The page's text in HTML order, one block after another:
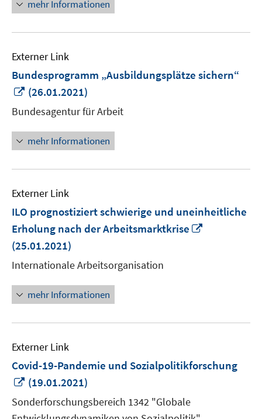
mehr Informationen
Externer Link
Bundesprogramm „Ausbildungsplätze sichern“
In
neuem
Fenster
öffnen
(26.01.2021)
Bundesagentur für Arbeit
mehr Informationen
Externer Link
ILO prognostiziert schwierige und uneinheitliche
Erholung nach der Arbeitsmarktkrise
(25.01.2021)
Internationale Arbeitsorganisation
mehr Informationen
Externer Link
Covid-19-Pandemie und Sozialpolitikforschung
In
neuem
Fenster
(19.01.2021)
Sonderforschungsbereich 1342 "Globale